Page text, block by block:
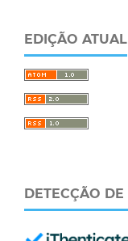
EDIÇÃO ATUAL
DETECÇÃO